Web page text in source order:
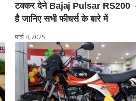
टक्कर देने Bajaj Pulsar RS200
है जानिए सभी फीचर्स के बारे में
मार्च 8, 2025